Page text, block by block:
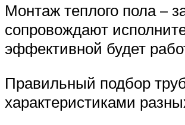
Монтаж теплого пола –
сопровождают
эффективной будет
Правильный подбор
характеристиками